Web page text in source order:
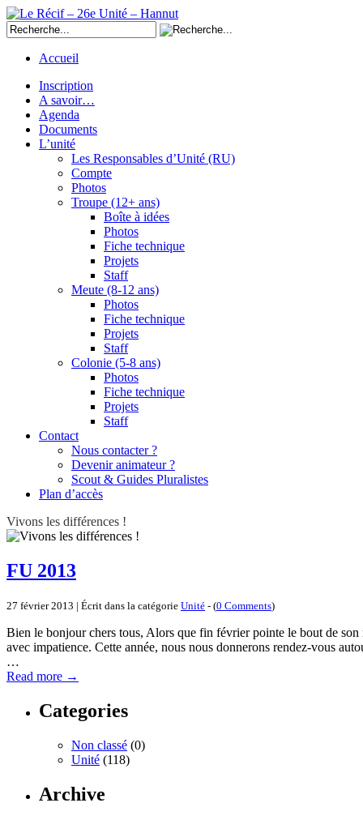
Accueil
Inscription
A savoir…
Agenda
Documents
L’unité
Les Responsables d’Unité (RU)
Compte
Photos
Troupe (12+ ans)
Boîte à idées
Photos
Fiche technique
Projets
Staff
Meute (8-12 ans)
Photos
Fiche technique
Projets
Staff
Colonie (5-8 ans)
Photos
Fiche technique
Projets
Staff
Contact
Nous contacter ?
Devenir animateur ?
Scout & Guides Pluralistes
Plan d’accès
Vivons les différences !
FU 2013
27 février 2013 | Écrit dans la catégorie Unité - (0 Comments)
Bien le bonjour chers tous, Alors que fin février pointe le bout de
avec impatience. Cette année, nous nous donnerons rendez-vous
…
Read more →
Categories
Non classé (0)
Unité (118)
Archive